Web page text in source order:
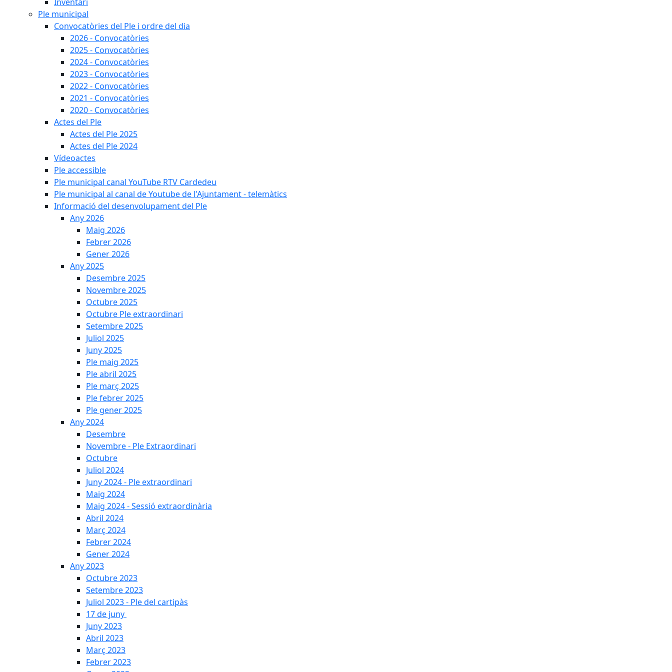
Ple municipal
Convocatòries del Ple i ordre del dia
2026 - Convocatòries
2025 - Convocatòries
2024 - Convocatòries
2023 - Convocatòries
2022 - Convocatòries
2021 - Convocatòries
2020 - Convocatòries
Actes del Ple
Actes del Ple 2025
Actes del Ple 2024
Vídeoactes
Ple accessible
Ple municipal canal YouTube RTV Cardedeu
Ple municipal al canal de Youtube de l'Ajuntament - telemàtics
Informació del desenvolupament del Ple
Any 2026
Maig 2026
Febrer 2026
Gener 2026
Any 2025
Desembre 2025
Novembre 2025
Octubre 2025
Octubre Ple extraordinari
Setembre 2025
Juliol 2025
Juny 2025
Ple maig 2025
Ple abril 2025
Ple març 2025
Ple febrer 2025
Ple gener 2025
Any 2024
Desembre
Novembre - Ple Extraordinari
Octubre
Juliol 2024
Juny 2024 - Ple extraordinari
Maig 2024
Maig 2024 - Sessió extraordinària
Abril 2024
Març 2024
Febrer 2024
Gener 2024
Any 2023
Octubre 2023
Setembre 2023
Juliol 2023 - Ple del cartipàs
17 de juny
Juny 2023
Abril 2023
Març 2023
Febrer 2023